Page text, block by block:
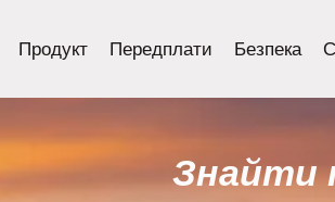
Продукт Передплати Безпека
Знайти